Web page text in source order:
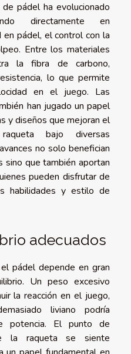
pádel ha evolucionado
directamente en
pádel, el control con la
Entre los materiales
la fibra de carbono,
lo que permite
en el juego. Las
han jugado un papel
y diseños que mejoran el
bajo diversas
no solo benefician
sino que también aportan
pueden disfrutar de
habilidades y estilo de
adecuados
pádel depende en gran
Un peso excesivo
la reacción en el juego,
liviano podría
potencia. El punto de
la raqueta se siente